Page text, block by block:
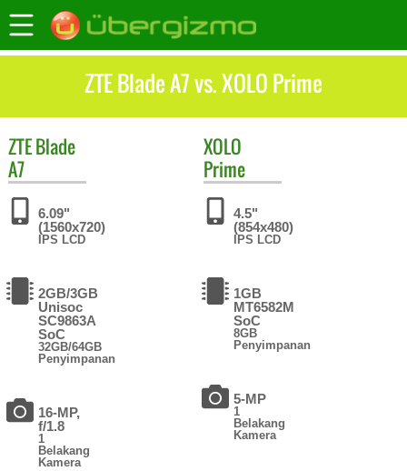
ZTE Blade A7 vs. XOLO Prime
ZTEBlade
A7
6.09"
(1560x720)
IPS LCD
2GB/3GB
Unisoc
SC9863A
SoC
32GB/64GB
Penyimpanan
16-MP,
f/1.8
1
Belakang
Kamera
XOLO
Prime
4.5"
(854x480)
IPS LCD
1GB
MT6582M
SoC
8GB
Penyimpanan
5-MP
1
Belakang
Kamera